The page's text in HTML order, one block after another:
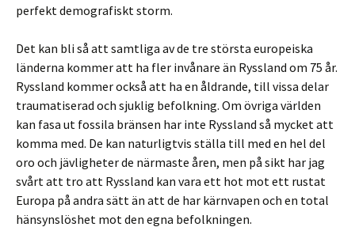
perfekt demografiskt storm.
Det kan bli så att samtliga av de tre största europeiska
länderna kommer att ha fler invånare än Ryssland om 75 år.
Ryssland kommer också att ha en åldrande, till vissa delar
traumatiserad och sjuklig befolkning. Om övriga världen
kan fasa ut fossila bränsen har inte Ryssland så mycket att
komma med. De kan naturligtvis ställa till med en hel del
oro och jävligheter de närmaste åren, men på sikt har jag
svårt att tro att Ryssland kan vara ett hot mot ett rustat
Europa på andra sätt än att de har kärnvapen och en total
hänsynslöshet mot den egna befolkningen.